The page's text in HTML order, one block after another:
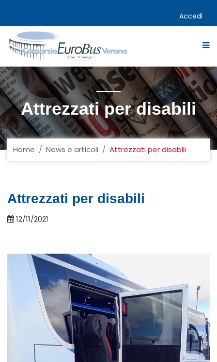
Accedi
Attrezzati per disabili
Home News e articoli Attrezzati per disabili
Attrezzati per disabili
12/11/2021